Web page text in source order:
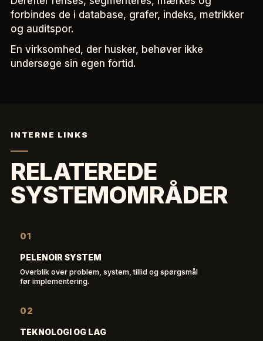
forbindes de i database, grafer, indeks, metrikker
og auditspor.
En virksomhed, der husker, behøver ikke
undersøge sin egen fortid.
INTERNE LINKS
RELATEREDE
SYSTEMOMRÅDER
01
PELENOIR SYSTEM
Overblik over problem, system, tillid og spørgsmål
før implementering.
02
TEKNOLOGI OG LAG